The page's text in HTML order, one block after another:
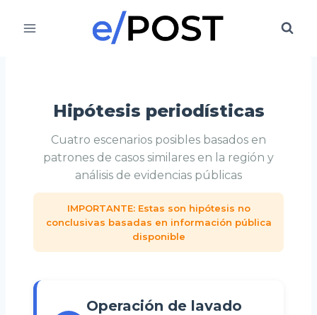
Hipótesis periodísticas
Cuatro escenarios posibles basados en
patrones de casos similares en la región y
análisis de evidencias públicas
IMPORTANTE: Estas son hipótesis no
conclusivas basadas en información pública
disponible
Operación de lavado